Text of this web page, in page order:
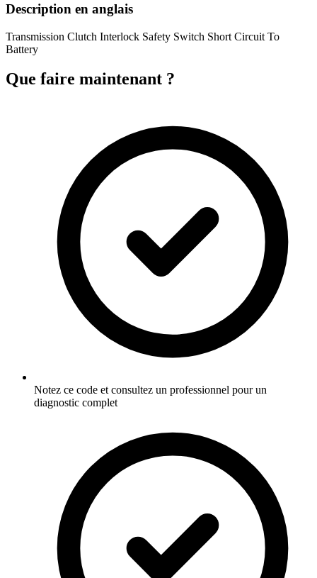
Description en anglais
Transmission Clutch Interlock Safety Switch Short Circuit To
Battery
Que faire maintenant ?
Notez ce code et consultez un professionnel pour un
diagnostic complet